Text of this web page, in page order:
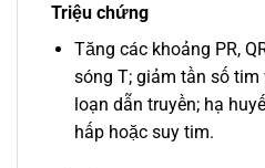
Triệu chứng
Tăng các khoảng PR,
sóng T; giảm tần số
loạn dẫn truyền; hạ
hấp hoặc suy tim.